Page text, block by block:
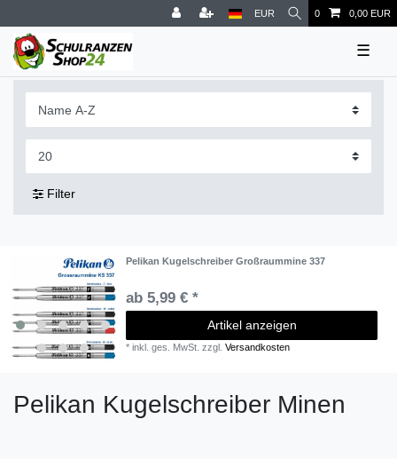
EUR 0 0,00 EUR
☰
Filter
Pelikan Kugelschreiber Großraummine 337
ab 5,99 € *
Artikel anzeigen
*inkl. ges. MwSt. zzgl.Versandkosten
Pelikan Kugelschreiber Minen